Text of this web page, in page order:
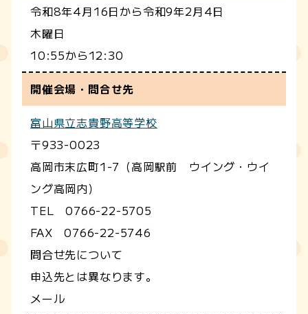
令和8年4月16日から令和9年2月4日
木曜日
10:55から12:30
開催会場・問合せ先
富山県立志貴野高等学校
〒933-0023
高岡市末広町1-7（高岡駅前 ウイング・ウイ
ング高岡内）
TEL 0766-22-5705
FAX 0766-22-5746
問合せ先について
申込先とは異なります。
メール